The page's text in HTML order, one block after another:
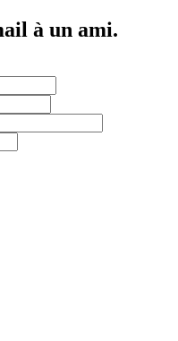
à un ami.